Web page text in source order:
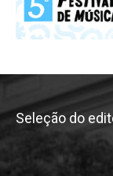
Seleção do